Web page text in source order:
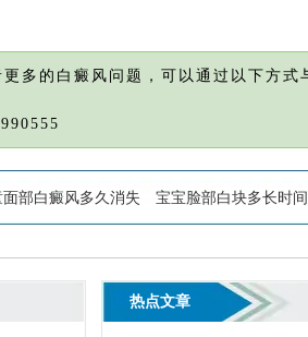
多的白癜风问题，可以通过以下方式
面部白癜风多久消失 宝宝脸部白块多长时
热点文章